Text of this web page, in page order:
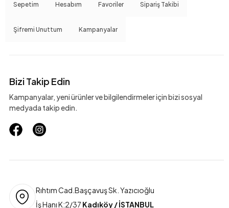
Sepetim Hesabım Favoriler Sipariş Takibi
Şifremi Unuttum Kampanyalar
Bizi Takip Edin
Kampanyalar, yeni ürünler ve bilgilendirmeler için bizi sosyal
medyada takip edin.
Rıhtım Cad.Başçavuş Sk. Yazıcıoğlu
İş Hanı K:2/37 Kadıköy / İSTANBUL